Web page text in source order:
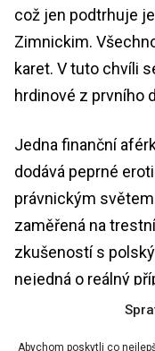
Abychom poskytli co
což jen podtrhuje
Zimnickim.
karet. V tuto chvíli
hrdinové z prvního
Jedna finanční
dodává peprné
právnickým
zaměřená na
zkušeností s
nejedná o reálný